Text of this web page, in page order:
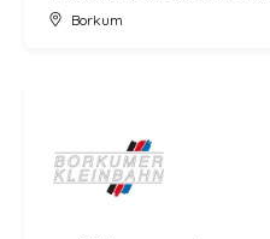
Borkum